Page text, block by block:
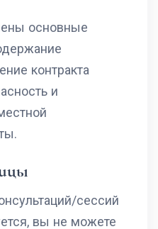
основные
контракта
и
сессий
вы не можете